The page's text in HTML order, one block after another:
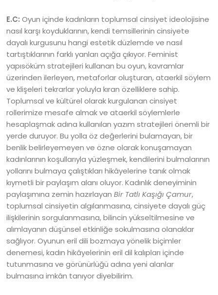
E.C:Oyun içinde kadınların toplumsal cinsiyet ideolojisine
nasıl karşı koyduklarının, kendi temsillerinin cinsiyete
dayalı kurgusunu hangi estetik düzlemde ve nasıl
tartıştıklarının farklı yanları açığa çıkıyor. Feminist
yapısöküm stratejileri kullanan bu oyun, kavramlar
üzerinden ilerleyen, metaforlar oluşturan, ataerkil söylem
ve klişeleri tekrarlar yoluyla kıran özelliklere sahip.
Toplumsal ve kültürel olarak kurgulanan cinsiyet
rollerimize mesafe almak ve ataerkil söylemlerle
hesaplaşmak adına kullanılan yazım stratejileri önemli bir
yerde duruyor. Bu yolla öz değerlerini bulamayan, bir
benlik belirleyemeyen ve özne olarak konuşamayan
kadınlarının koşullarıyla yüzleşmek, kendilerini bulmalarının
yollarını bulmaya çalıştıkları hikâyelerine tanık olmak
kıymetli bir paylaşım alanı oluyor. Kadınlık deneyiminin
paylaşımına zemin hazırlayanBir Tatlı Kaşığı Çamur,
toplumsal cinsiyetin algılanmasına, cinsiyete dayalı güç
ilişkilerinin sorgulanmasına, bilincin yükseltilmesine ve
alımlayanın düşünsel etkinliğe sokulmasına olanaklar
sağlıyor. Oyunun eril dili bozmaya yönelik biçimler
denemesi, kadın hikâyelerinin eril dil kalıpları içinde
tutunmasına ve görünürlüğü adına yeni alanlar
bulmasına imkân tanıyor diyebilirim.